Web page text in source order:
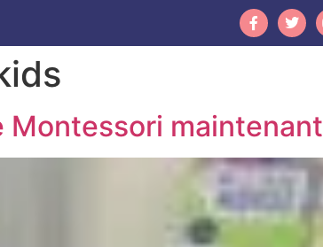
Montessori maintenant